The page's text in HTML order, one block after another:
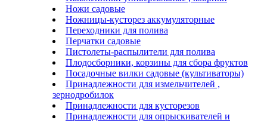
Ножи садовые
Ножницы-кусторез аккумуляторные
Переходники для полива
Перчатки садовые
Пистолеты-распылители для полива
Плодосборники, корзины для сбора фруктов
Посадочные вилки садовые (культиваторы)
Принадлежности для измельчителей ,
зернодробилок
Принадлежности для кусторезов
Принадлежности для опрыскивателей и